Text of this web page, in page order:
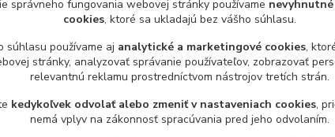
správneho fungovania webovej stránky používame
cookies, ktoré sa ukladajú bez vášho súhlasu.
súhlasu používame aj analytické a marketingové cookies,
stránky, analyzovať správanie používateľov, zobrazovať
relevantnú reklamu prostredníctvom nástrojov tretích strán.
kedykoľvek odvolať alebo zmeniť v nastaveniach cookies,
nemá vplyv na zákonnosť spracúvania pred jeho odvolaním.